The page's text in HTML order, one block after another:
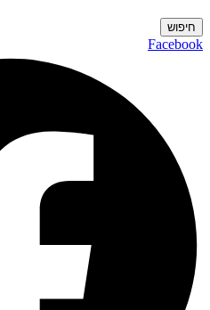
חיפוש
Facebook